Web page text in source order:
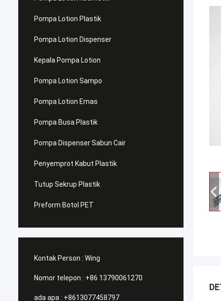
Pompa Lotion Plastik
Pompa Lotion Dispenser
Kepala Pompa Lotion
Pompa Lotion Sampo
Pompa Lotion Emas
Pompa Busa Plastik
Pompa Dispenser Sabun Cair
Penyemprot Kabut Plastik
Tutup Sekrup Plastik
Preform Botol PET
Kontak Person : Wing
Nomor telepon : +86 13790061270
ada apa : +8613077458797